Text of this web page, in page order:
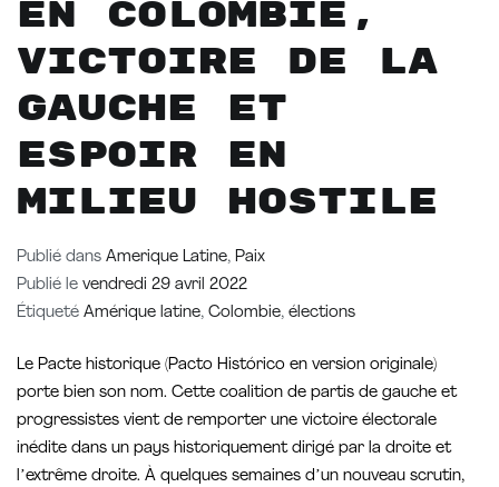
En Colombie,
victoire de la
gauche et
espoir en
milieu hostile
Publié dans Amerique Latine, Paix
Publié le vendredi 29 avril 2022
Étiqueté Amérique latine, Colombie, élections
Le Pacte historique (Pacto Histórico en version originale)
porte bien son nom. Cette coalition de partis de gauche et
progressistes vient de remporter une victoire électorale
inédite dans un pays historiquement dirigé par la droite et
lʼextrême droite. À quelques semaines dʼun nouveau scrutin,